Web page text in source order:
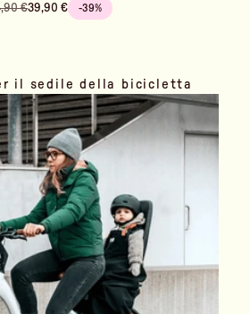
€39,90 € -39%
il sedile della bicicletta